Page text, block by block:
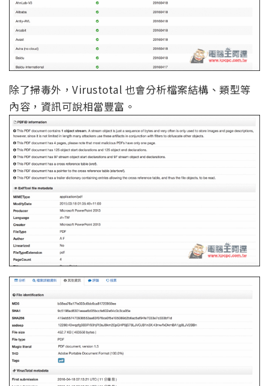
除了掃毒外，Virustotal 也會分析檔案結構、類型等
內容，資訊可說相當豐富。